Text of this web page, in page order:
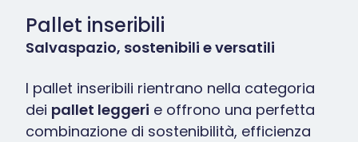
Pallet inseribili
Salvaspazio, sostenibili e versatili
I pallet inseribili rientrano nella categoria
dei pallet leggeri e offrono una perfetta
combinazione di sostenibilità, efficienza